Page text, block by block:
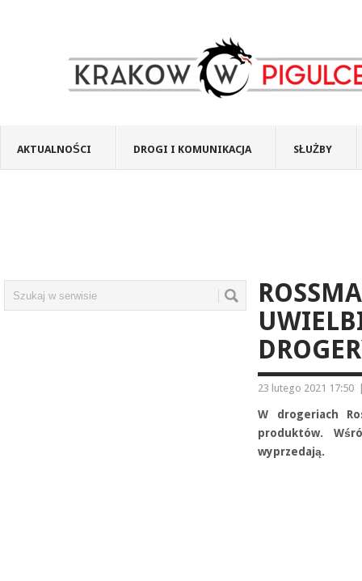
AKTUALNOŚCI DROGI I KOMUNIKACJA SŁUŻBY
23 lutego 2021 17:50
W drogeriach
produktów.
wyprzedają.